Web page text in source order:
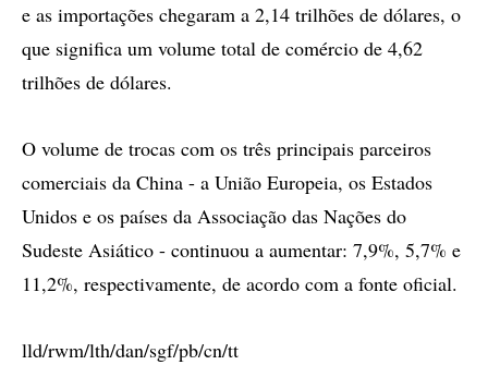
e as importações chegaram a 2,14 trilhões de dólares, o
que significa um volume total de comércio de 4,62
trilhões de dólares.
O volume de trocas com os três principais parceiros
comerciais da China - a União Europeia, os Estados
Unidos e os países da Associação das Nações do
Sudeste Asiático - continuou a aumentar: 7,9%, 5,7% e
11,2%, respectivamente, de acordo com a fonte oficial.
lld/rwm/lth/dan/sgf/pb/cn/tt